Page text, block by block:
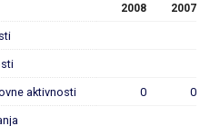
2008 2007
aktivnosti 0 0